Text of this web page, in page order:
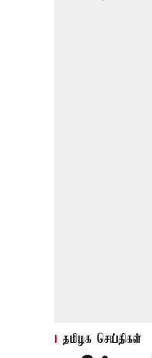
தமிழக செய்திகள்